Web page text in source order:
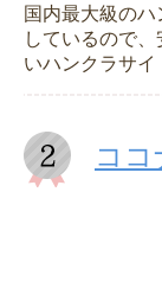
国内最大級の
しているので
いハンクラサイ
コ